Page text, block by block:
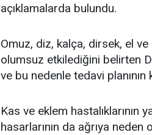
açıklamalarda bulundu.
Omuz, diz, kalça, dirsek, el ve
olumsuz etkilediğini belirten
ve bu nedenle tedavi
Kas ve eklem hastalıklarının
hasarlarının da ağrıya